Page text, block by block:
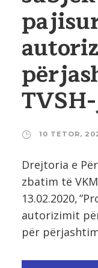
10 TETOR,
Drejtoria e
zbatim të
13.02.2020,
autorizimit
për